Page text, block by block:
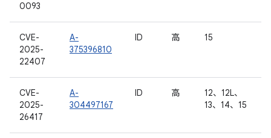
0093
CVE-
2025-
22407
A-
375396810
ID 高 15
CVE-
2025-
26417
A-
304497167
ID 高
12、12L、
13、14、15